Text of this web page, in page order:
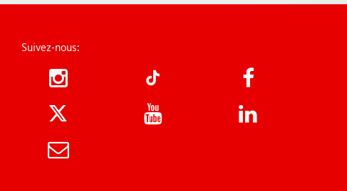
Suivez-nous: